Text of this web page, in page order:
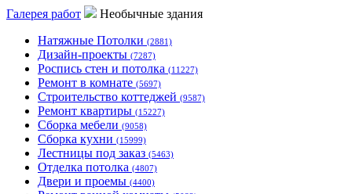
Галерея работ
Необычные здания
Натяжные Потолки (2881)
Дизайн-проекты (7287)
Роспись стен и потолка (11227)
Ремонт в комнате (5697)
Строительство коттеджей (9587)
Ремонт квартиры (15227)
Сборка мебели (9058)
Сборка кухни (15999)
Лестницы под заказ (5463)
Отделка потолка (4807)
Двери и проемы (4400)